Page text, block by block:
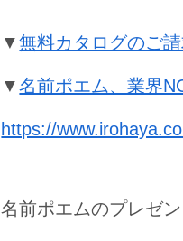
▼無料カタログのご
▼名前ポエム、業界
https://
名前ポエムのプレゼ